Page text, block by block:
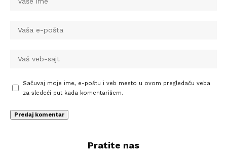
Sačuvaj moje ime, e-poštu i veb mesto u ovom pregledaču veba
za sledeći put kada komentarišem.
Pratite nas